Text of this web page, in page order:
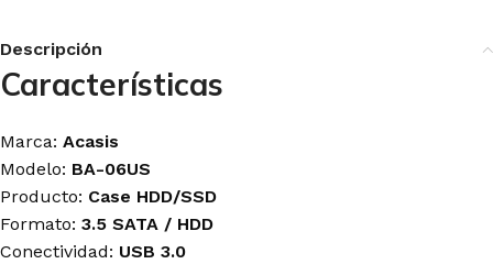
Descripción
Características
Marca: Acasis
Modelo: BA-06US
Producto: Case HDD/SSD
Formato: 3.5 SATA / HDD
Conectividad: USB 3.0